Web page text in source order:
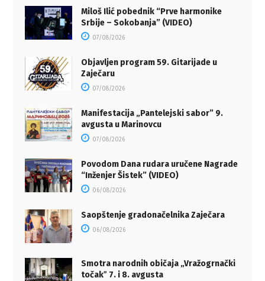
Miloš Ilić pobednik “Prve harmonike
Srbije – Sokobanja” (VIDEO)
07/08/2026
Objavljen program 59. Gitarijade u
Zaječaru
07/08/2026
Manifestacija „Pantelejski sabor” 9.
avgusta u Marinovcu
07/08/2026
Povodom Dana rudara uručene Nagrade
“Inženjer Šistek” (VIDEO)
06/08/2026
Saopštenje gradonačelnika Zaječara
06/08/2026
Smotra narodnih običaja „Vražogrnački
točakˮ 7. i 8. avgusta